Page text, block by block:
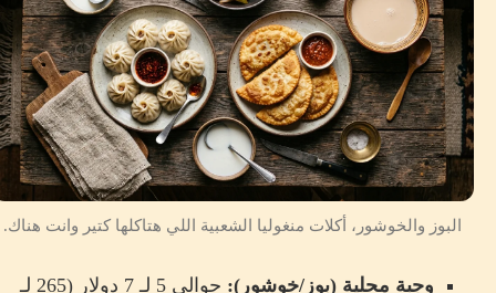
البوز والخوشور، أكلات منغوليا الشعبية اللي هتاكلها كتير وانت هناك.
وجبة محلية (بوز/خوشور):
حوالي 5 لـ 7 دولار (265 لـ